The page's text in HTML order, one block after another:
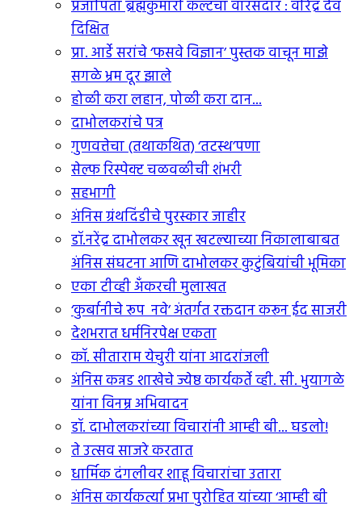
प्रजापिता ब्रह्मकुमारी कल्टचा वारसदार : वीरेंद्र देव
दिक्षित
प्रा. आर्डे सरांचे ‘फसवे विज्ञान’ पुस्तक वाचून माझे
सगळे भ्रम दूर झाले
होळी करा लहान, पोळी करा दान...
दाभोलकरांचे पत्र
गुणवत्तेचा (तथाकथित) ‘तटस्थ’पणा
सेल्फ रिस्पेक्ट चळवळीची शंभरी
सहभागी
अंनिस ग्रंथदिंडीचे पुरस्कार जाहीर
डॉ.नरेंद्र दाभोलकर खून खटल्याच्या निकालाबाबत
अंनिस संघटना आणि दाभोलकर कुटुंबियांची भूमिका
एका टीव्ही अंँकरची मुलाखत
‘कुर्बानीचे रूप नवे’ अंतर्गत रक्तदान करून ईद साजरी
देशभरात धर्मनिरपेक्ष एकता
कॉ. सीताराम येचुरी यांना आदरांजली
अंनिस कन्नड शाखेचे ज्येष्ठ कार्यकर्ते व्ही. सी. भुयागळे
यांना विनम्र अभिवादन
डॉ. दाभोलकरांच्या विचारांनी आम्ही बी... घडलो!
ते उत्सव साजरे करतात
धार्मिक दंगलीवर शाहू विचारांचा उतारा
अंनिस कार्यकर्त्या प्रभा पुरोहित यांच्या ‘आम्ही बी